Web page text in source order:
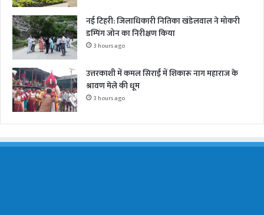
नई टिहरी: जिलाधिकारी नितिका खंडेलवाल ने मोकरी
डम्पिंग जोन का निरीक्षण किया
3 hours ago
उत्तरकाशी में कमल सिराईं में शिकारू नाग महाराज के
श्रावण मेले की धूम
3 hours ago